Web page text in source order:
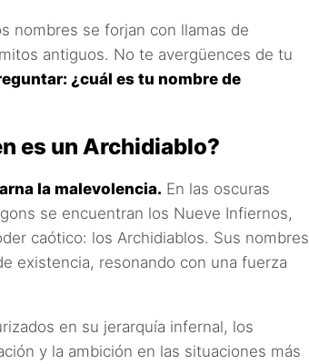
nombres se forjan con llamas de
antiguos. No te avergüences de tu
¿cuál es tu nombre de
es un Archidiablo?
la malevolencia. En las oscuras
se encuentran los Nueve Infiernos,
caótico: los Archidiablos. Sus nombres
existencia, resonando con una fuerza
en su jerarquía infernal, los
y la ambición en las situaciones más